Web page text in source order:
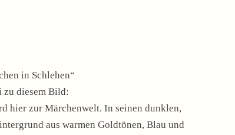
in Schlehen“
zu diesem Bild:
hier zur Märchenwelt. In seinen dunklen,
aus warmen Goldtönen, Blau und